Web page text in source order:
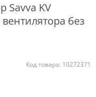
Savva KV
без
Код товара: 10272371